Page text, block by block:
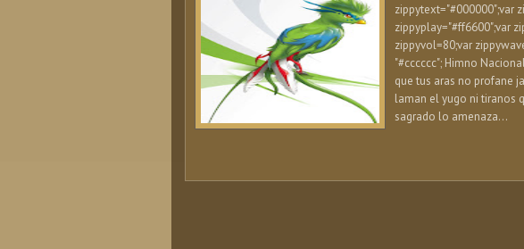
zippytext="#000000";var
zippyplay="#ff6600";var
zippyvol=80;var
"#cccccc"; Himno
que tus aras no profane
laman el yugo ni tiranos
sagrado lo amenaza...